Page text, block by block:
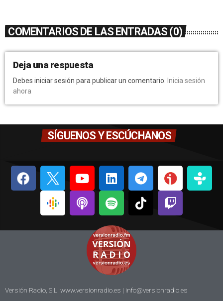
COMENTARIOS DE LAS ENTRADAS (0)
Deja una respuesta
Debes iniciar sesión para publicar un comentario.
Inicia sesión
ahora
SÍGUENOS Y ESCÚCHANOS
Versión Radio, S.L. www.versionradio.es | info@versionradio.es